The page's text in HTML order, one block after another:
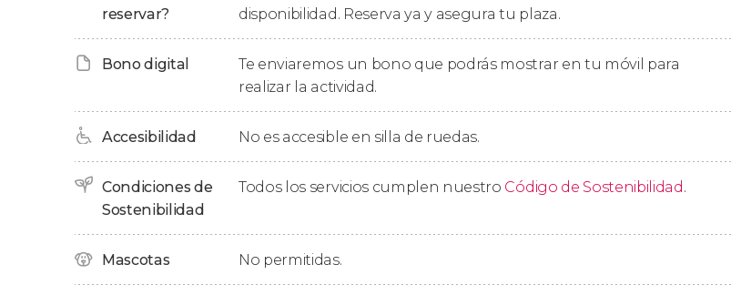
Recogida
Al hacer vuestra reserva debéis elegir uno de los siguientespuntos de recogida en
Valencia:
Torres de Serranos.
Ciudad de la Justicia.
Generalmente, la recogida se realizará entre las 8:00 y las 8:30 horas, independientemente
del horario que seleccionéis al reservar. Con la suficiente antelación, nos pondremos en
reservar?
disponibilidad. Reserva ya y asegura tu plaza.
Bono digital
Te enviaremos un bono que podrás mostrar en tu móvil para
realizar la actividad.
Accesibilidad No es accesible en silla de ruedas.
Condiciones de
Sostenibilidad
Todos los servicios cumplen nuestro Código de Sostenibilidad .
Mascotas No permitidas.